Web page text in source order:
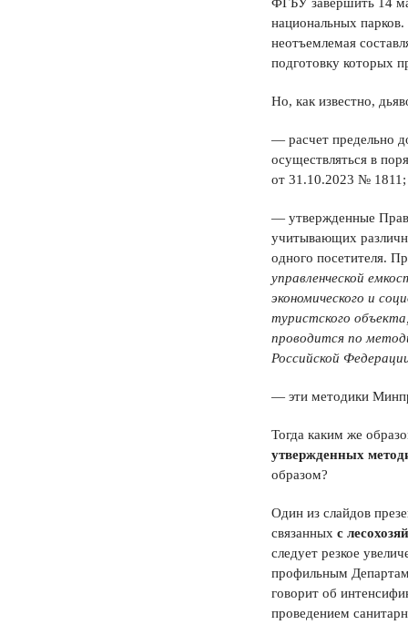
национальных
неотъемлемая
подготовку которых
Но, как известно,
— расчет предельно
осуществляться в
от 31.10.2023 № 1811;
— утвержденные
учитывающих
одного посетителя.
управленческой
экономического и
туристского
проводится по
Российской
— эти методики
Тогда каким же
утвержденных
образом?
Один из слайдов
связанных с
следует резкое
профильным
говорит об
проведением